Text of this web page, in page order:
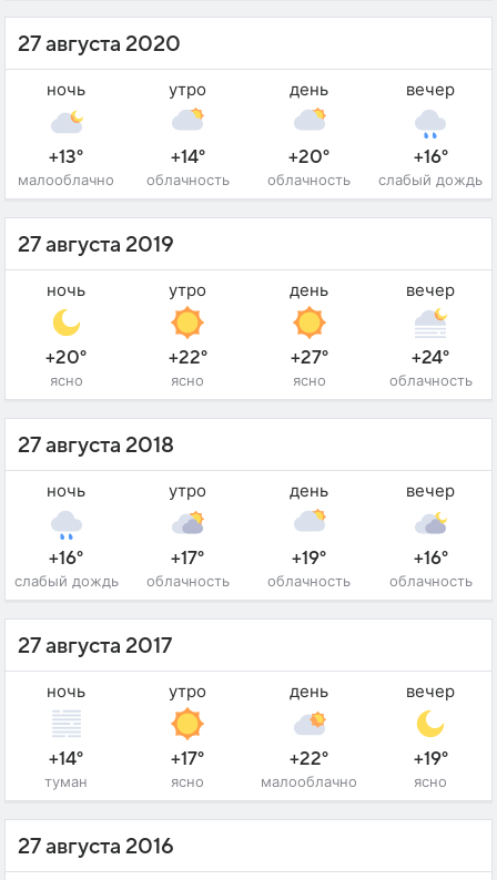
27 августа 2020
ночь
+13°
малооблачно
утро
+14°
облачность
день
+20°
облачность
вечер
+16°
слабый дождь
27 августа 2019
ночь
+20°
ясно
утро
+22°
ясно
день
+27°
ясно
вечер
+24°
облачность
27 августа 2018
ночь
+16°
слабый дождь
утро
+17°
облачность
день
+19°
облачность
вечер
+16°
облачность
27 августа 2017
ночь
+14°
туман
утро
+17°
ясно
день
+22°
малооблачно
вечер
+19°
ясно
27 августа 2016